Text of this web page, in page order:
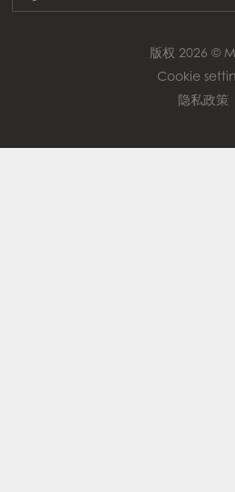
版权 2026 ©
Cookie
隐私政策